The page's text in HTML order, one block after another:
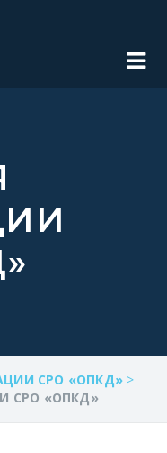
СРО «ОПКД» >
СРО «ОПКД»